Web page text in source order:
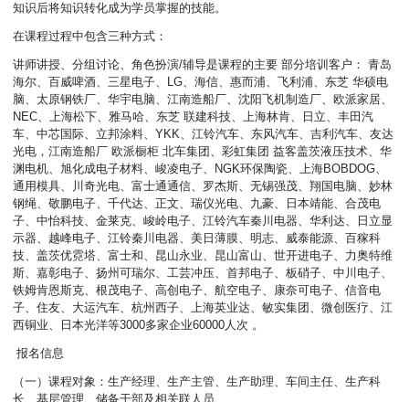
知识后将知识转化成为学员掌握的技能。
在课程过程中包含三种方式：
讲师讲授、分组讨论、角色扮演/辅导是课程的主要 部分培训客户： 青岛
海尔、百威啤酒、三星电子、LG、海信、惠而浦、飞利浦、东芝 华硕电
脑、太原钢铁厂、华宇电脑、江南造船厂、沈阳飞机制造厂、欧派家居、
NEC、上海松下、雅马哈、东芝 联建科技、上海林肯、日立、丰田汽
车、中芯国际、立邦涂料、YKK、江铃汽车、东风汽车、吉利汽车、友达
光电，江南造船厂 欧派橱柜 北车集团、彩虹集团 益客盖茨液压技术、华
渊电机、旭化成电子材料、峻凌电子、NGK环保陶瓷、上海BOBDOG、
通用模具、川奇光电、富士通通信、罗杰斯、无锡强茂、翔国电脑、妙林
钢绳、敬鹏电子、千代达、正文、瑞仪光电、九豪、日本靖能、合茂电
子、中怡科技、金莱克、峻岭电子、江铃汽车秦川电器、华利达、日立显
示器、越峰电子、江铃秦川电器、美日薄膜、明志、威泰能源、百稼科
技、盖茨优霓塔、富士和、昆山永业、昆山富山、世开进电子、力奥特维
斯、嘉彰电子、扬州可瑞尔、工芸冲压、首邦电子、板硝子、中川电子、
铁姆肯恩斯克、根茂电子、高创电子、航空电子、康奈可电子、信音电
子、住友、大运汽车、杭州西子、上海英业达、敏实集团、微创医疗、江
西铜业、日本光洋等3000多家企业60000人次 。
报名信息
（一）课程对象：生产经理、生产主管、生产助理、车间主任、生产科
长、基层管理、储备干部及相关联人员